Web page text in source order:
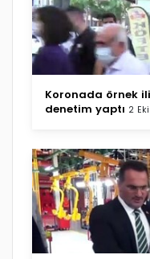
Koronada örnek
denetim yaptı 2